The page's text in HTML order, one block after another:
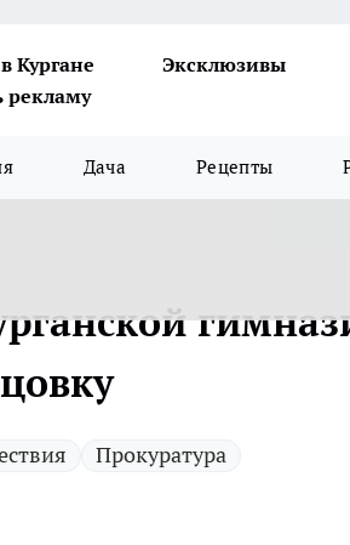
Кургане Эксклюзивы
рекламу
Дача Рецепты
Прокуратура